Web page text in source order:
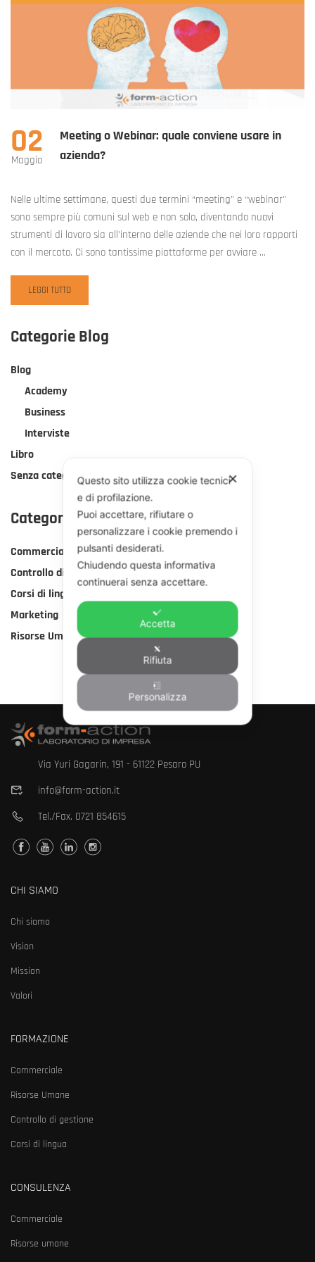
02
Maggio
Meeting o Webinar: quale conviene usare in
azienda?
Nelle ultime settimane, questi due termini “meeting” e “webinar”
sono sempre più comuni sul web e non solo, diventando nuovi
strumenti di lavoro sia all’interno delle aziende che nei loro rapporti
con il mercato. Ci sono tantissime piattaforme per avviare …
READ
MORE
MEETING
QUALE
CONVIENE
IN
AZIENDA?
LEGGI TUTTO
Categorie Blog
Blog
Academy
Business
Interviste
Libro
Senza categoria
Categorie Corsi
Commerciale
Controllo di gestione
Corsi di lingua
Marketing
Risorse Umane
Via Yuri Gagarin, 191 - 61122 Pesaro PU
info@form-action.it
Tel./Fax. 0721 854615
CHI SIAMO
Chi siamo
Vision
Mission
Valori
FORMAZIONE
Commerciale
Risorse Umane
Controllo di gestione
Corsi di lingua
CONSULENZA
Commerciale
Risorse umane
✕
Questo sito utilizza cookie tecnici
e di profilazione.
Puoi accettare, rifiutare o
personalizzare i cookie premendo i
pulsanti desiderati.
Chiudendo questa informativa
continuerai senza accettare.
Accetta
Rifiuta
Personalizza